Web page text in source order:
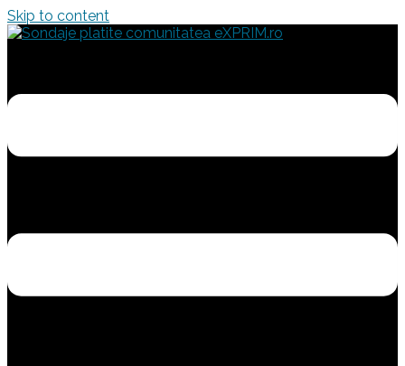
Skip to content